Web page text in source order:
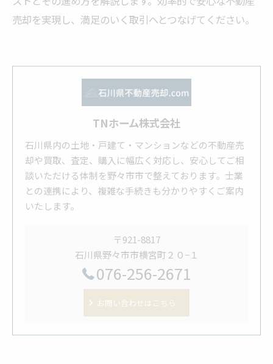
売却を実現し、満足のいく取引へとつなげてください。
TNホーム株式会社
石川県内の土地・戸建て・マンションなどの不動産売
却や買取、査定、購入に幅広く対応し、安心してご相
談いただける体制を野々市市で整えております。士業
との連携により、複雑な手続きも分かりやすくご案内
いたします。
〒921-8817
石川県野々市市横宮町２０−１
076-256-2671
お問い合わせはこちら